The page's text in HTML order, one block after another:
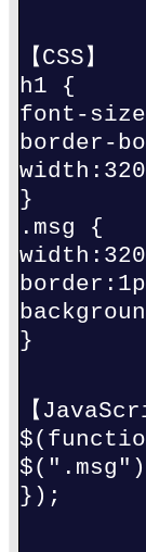
【CSS】
h1 {
font-
border-
}
.msg {
}
【
});